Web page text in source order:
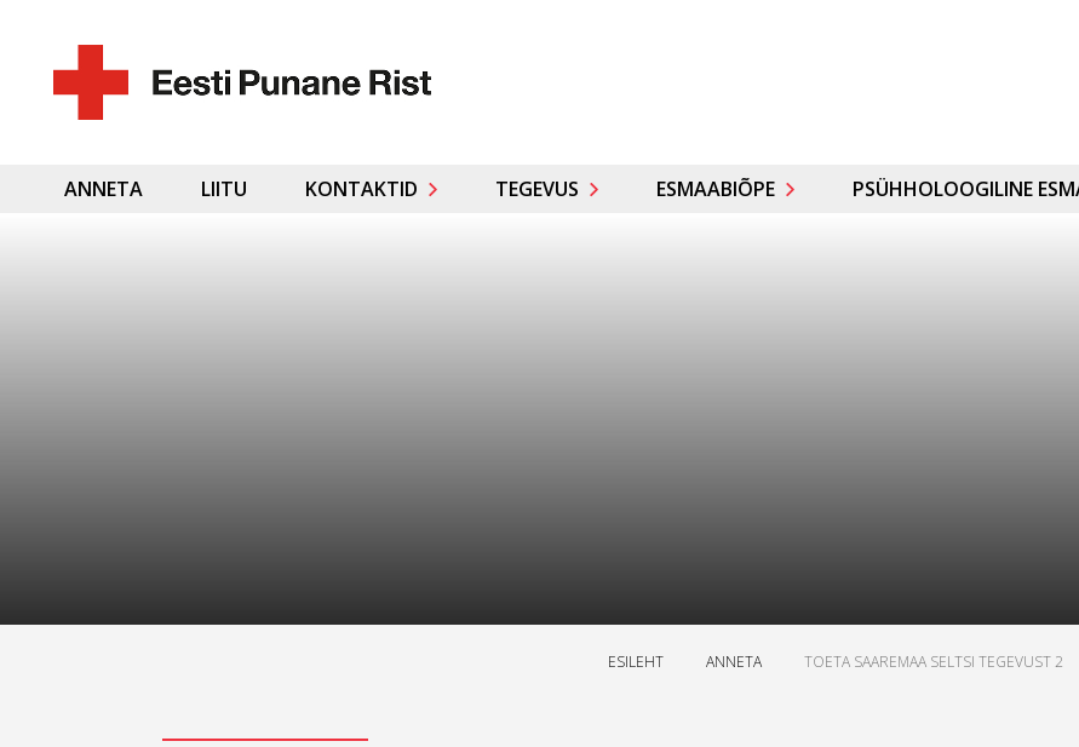
ANNETA LIITU KONTAKTID TEGEVUS ESMAABIÕPE PSÜHHOLOOGILINE
ESILEHT ANNETA TOETA SAAREMAA SELTSI TEGEVUST 2